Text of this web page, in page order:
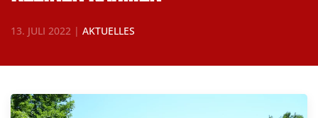
13. JULI 2022 | AKTUELLES